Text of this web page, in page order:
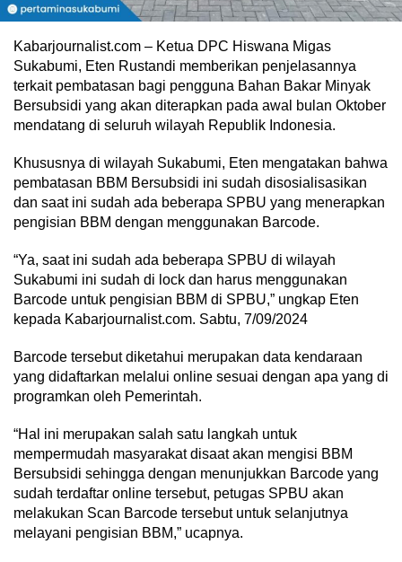
Kabarjournalist.com – Ketua DPC Hiswana Migas
Sukabumi, Eten Rustandi memberikan penjelasannya
terkait pembatasan bagi pengguna Bahan Bakar Minyak
Bersubsidi yang akan diterapkan pada awal bulan Oktober
mendatang di seluruh wilayah Republik Indonesia.
Khususnya di wilayah Sukabumi, Eten mengatakan bahwa
pembatasan BBM Bersubsidi ini sudah disosialisasikan
dan saat ini sudah ada beberapa SPBU yang menerapkan
pengisian BBM dengan menggunakan Barcode.
“Ya, saat ini sudah ada beberapa SPBU di wilayah
Sukabumi ini sudah di lock dan harus menggunakan
Barcode untuk pengisian BBM di SPBU,” ungkap Eten
kepada Kabarjournalist.com. Sabtu, 7/09/2024
Barcode tersebut diketahui merupakan data kendaraan
yang didaftarkan melalui online sesuai dengan apa yang di
programkan oleh Pemerintah.
“Hal ini merupakan salah satu langkah untuk
mempermudah masyarakat disaat akan mengisi BBM
Bersubsidi sehingga dengan menunjukkan Barcode yang
sudah terdaftar online tersebut, petugas SPBU akan
melakukan Scan Barcode tersebut untuk selanjutnya
melayani pengisian BBM,” ucapnya.